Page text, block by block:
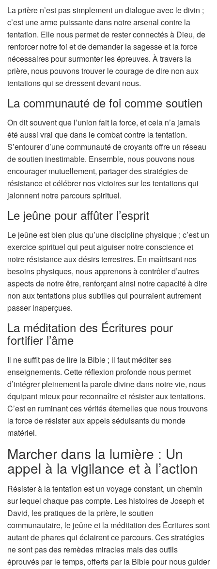
La prière n’est pas simplement un dialogue avec le divin ;
c’est une arme puissante dans notre arsenal contre la
tentation. Elle nous permet de rester connectés à Dieu, de
renforcer notre foi et de demander la sagesse et la force
nécessaires pour surmonter les épreuves. À travers la
prière, nous pouvons trouver le courage de dire non aux
tentations qui se dressent devant nous.
La communauté de foi comme soutien
On dit souvent que l’union fait la force, et cela n’a jamais
été aussi vrai que dans le combat contre la tentation.
S’entourer d’une communauté de croyants offre un réseau
de soutien inestimable. Ensemble, nous pouvons nous
encourager mutuellement, partager des stratégies de
résistance et célébrer nos victoires sur les tentations qui
jalonnent notre parcours spirituel.
Le jeûne pour affûter l’esprit
Le jeûne est bien plus qu’une discipline physique ; c’est un
exercice spirituel qui peut aiguiser notre conscience et
notre résistance aux désirs terrestres. En maîtrisant nos
besoins physiques, nous apprenons à contrôler d’autres
aspects de notre être, renforçant ainsi notre capacité à dire
non aux tentations plus subtiles qui pourraient autrement
passer inaperçues.
La méditation des Écritures pour
fortifier l’âme
Il ne suffit pas de lire la Bible ; il faut méditer ses
enseignements. Cette réflexion profonde nous permet
d’intégrer pleinement la parole divine dans notre vie, nous
équipant mieux pour reconnaître et résister aux tentations.
C’est en ruminant ces vérités éternelles que nous trouvons
la force de résister aux appels séduisants du monde
matériel.
Marcher dans la lumière : Un
appel à la vigilance et à l’action
Résister à la tentation est un voyage constant, un chemin
sur lequel chaque pas compte. Les histoires de Joseph et
David, les pratiques de la prière, le soutien
communautaire, le jeûne et la méditation des Écritures sont
autant de phares qui éclairent ce parcours. Ces stratégies
ne sont pas des remèdes miracles mais des outils
éprouvés par le temps, offerts par la Bible pour nous guider